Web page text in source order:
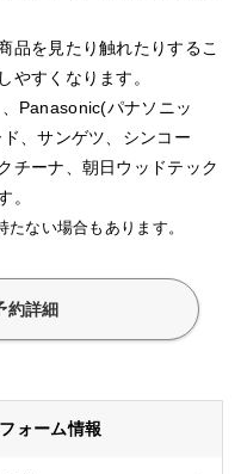
品を見たり触れたりするこ
やすくなります。
Panasonic(パナソニッ
、サンゲツ、シンコー
チーナ、朝日ウッドテック
。
ない場合もあります。
約詳細
ォーム情報